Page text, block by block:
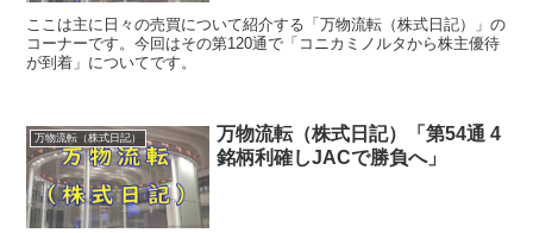
ここは主に日々の売買について紹介する「万物流転（株式日記）」の
コーナーです。今回はその第120通で「コニカミノルタから株主優待
が到着」についてです。
万物流転（株式日記）
万物流転（株式日記）「第54通 4
銘柄利確しJACで勝負へ」